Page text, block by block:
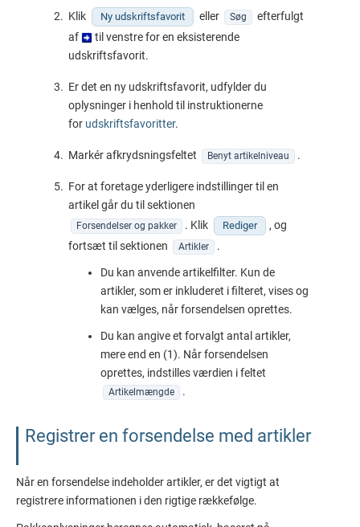
Klik Ny udskriftsfavorit eller Søg
efterfulgt
af
til venstre for en eksisterende
udskriftsfavorit.
Er det en ny udskriftsfavorit, udfylder du
oplysninger i henhold til instruktionerne
for udskriftsfavoritter.
Markér afkrydsningsfeltet Benyt artikelniveau .
For at foretage yderligere indstillinger til en
artikel går du til sektionen
Forsendelser og pakker . Klik Rediger
, og
fortsæt til sektionen
Artikler .
Du kan anvende artikelfilter. Kun de
artikler, som er inkluderet i filteret, vises og
kan vælges, når forsendelsen oprettes.
Du kan angive et forvalgt antal artikler,
mere end en (1). Når forsendelsen
oprettes, indstilles værdien i feltet
Artikelmængde .
Registrer en forsendelse med artikler
Når en forsendelse indeholder artikler, er det vigtigt at
registrere informationen i den rigtige rækkefølge.